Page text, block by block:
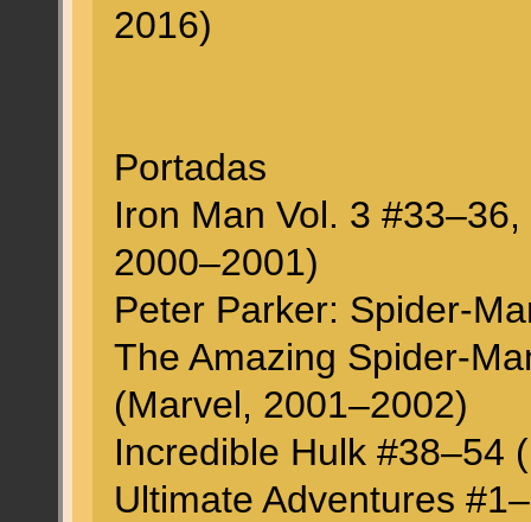
2016)
Portadas
Iron Man Vol. 3
2000–2001)
Peter Parker: Spider-
The Amazing Spider-
(Marvel, 2001–2002)
Incredible Hulk #38–54
Ultimate Adventures